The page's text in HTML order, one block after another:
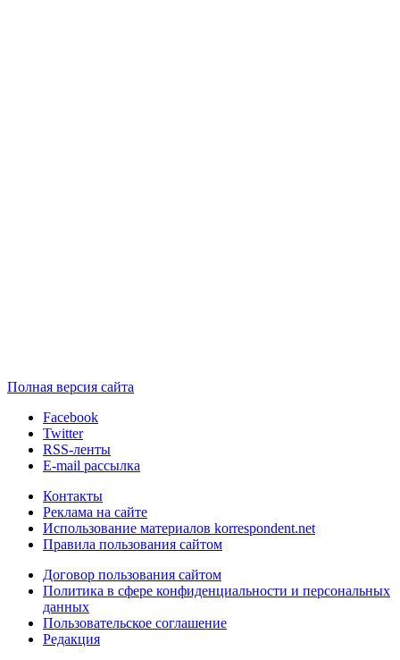
Полная версия сайта
Facebook
Twitter
RSS-ленты
E-mail рассылка
Контакты
Реклама на сайте
Использование материалов korrespondent.net
Правила пользования сайтом
Договор пользования сайтом
Политика в сфере конфиденциальности и персональных
данных
Пользовательское соглашение
Редакция